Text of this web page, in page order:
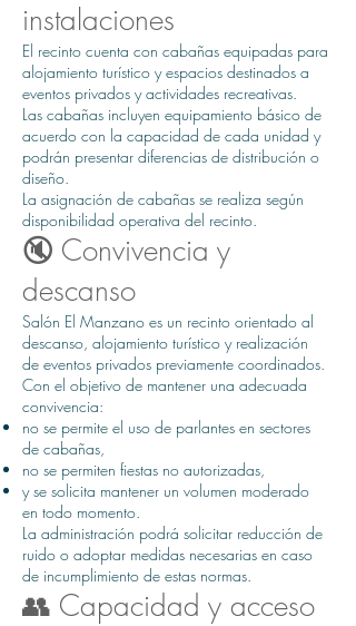
instalaciones
El recinto cuenta con cabañas equipadas para
alojamiento turístico y espacios destinados a
eventos privados y actividades recreativas.
Las cabañas incluyen equipamiento básico de
acuerdo con la capacidad de cada unidad y
podrán presentar diferencias de distribución o
diseño.
La asignación de cabañas se realiza según
disponibilidad operativa del recinto.
🔇 Convivencia y
descanso
Salón El Manzano es un recinto orientado al
descanso, alojamiento turístico y realización
de eventos privados previamente coordinados.
Con el objetivo de mantener una adecuada
convivencia:
no se permite el uso de parlantes en sectores
de cabañas,
no se permiten fiestas no autorizadas,
y se solicita mantener un volumen moderado
en todo momento.
La administración podrá solicitar reducción de
ruido o adoptar medidas necesarias en caso
de incumplimiento de estas normas.
👥 Capacidad y acceso